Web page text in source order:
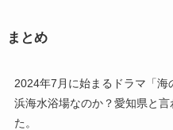
まとめ
2024年7月に始まるドラマ「
浜海水浴場なのか？愛知県と
た。